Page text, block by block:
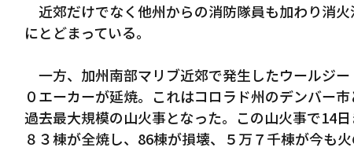
近郊だけでなく他州からの消防隊員も加わり消
にとどまっている。
一方、加州南部マリブ近郊で発生したウールジ
０エーカーが延焼。これはコロラド州のデンバー
過去最大規模の山火事となった。この山火事で14
８３棟が全焼し、86棟が損壊、５万７千棟が今も火